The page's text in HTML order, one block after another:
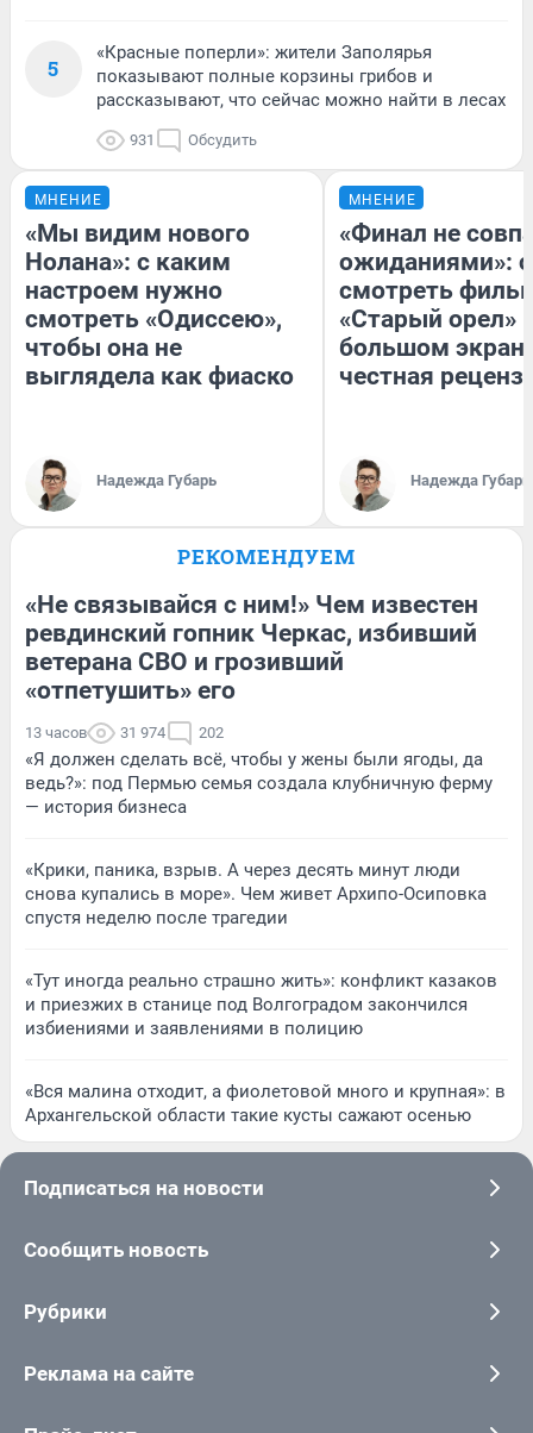
5
«Красные поперли»: жители Заполярья
показывают полные корзины грибов и
рассказывают, что сейчас можно найти в лесах
931 Обсудить
МНЕНИЕ
«Мы видим нового
Нолана»: с каким
настроем нужно
смотреть «Одиссею»,
чтобы она не
выглядела как фиаско
Надежда Губарь
МНЕНИЕ
«Финал не
ожиданиями»:
смотреть
«Старый орел»
большом
честная
Надежда Губарь
РЕКОМЕНДУЕМ
«Не связывайся с ним!» Чем известен
ревдинский гопник Черкас, избивший
ветерана СВО и грозивший
«отпетушить» его
13 часов 31 974 202
«Я должен сделать всё, чтобы у жены были ягоды, да
ведь?»: под Пермью семья создала клубничную ферму
— история бизнеса
«Крики, паника, взрыв. А через десять минут люди
снова купались в море». Чем живет Архипо-Осиповка
спустя неделю после трагедии
«Тут иногда реально страшно жить»: конфликт казаков
и приезжих в станице под Волгоградом закончился
избиениями и заявлениями в полицию
«Вся малина отходит, а фиолетовой много и крупная»: в
Архангельской области такие кусты сажают осенью
Подписаться на новости
Сообщить новость
Рубрики
Реклама на сайте